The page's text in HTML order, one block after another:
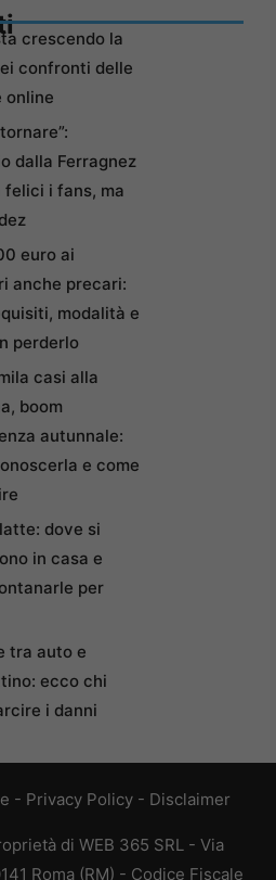
crescendo la
confronti delle
online
dalla Ferragnez
i fans, ma
euro ai
anche precari:
modalità e
perderlo
casi alla
boom
autunnale:
e come
dove si
in casa e
per
tra auto e
ecco chi
i danni
- Privacy Policy - Disclaimer
di WEB 365 SRL - Via
Roma (RM) - Codice Fiscale